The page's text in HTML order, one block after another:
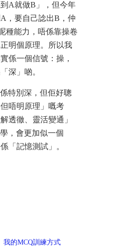
A就做B」，但今年
，要自己諗出B，仲
種能力，唔係靠操卷
明個原理。所以我
係一個信號：操，
深」啲。
特別深，但佢好聰
唔明原理」嘅考
透徹、靈活變通」
，會更加似一個
「記憶測試」。
我的MCQ訓練方式